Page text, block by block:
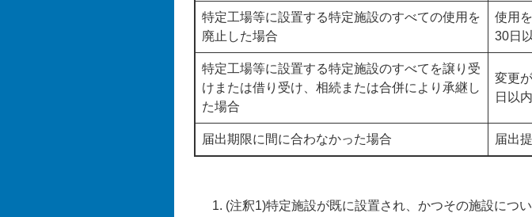
特定工場等に設置する特定施設のすべての使用を
廃止した場合
使用
30日
特定工場等に設置する特定施設のすべてを譲り受
けまたは借り受け、相続または合併により承継し
た場合
変更
日以内
届出期限に間に合わなかった場合 届出
(注釈1)特定施設が既に設置され、かつその施設につ